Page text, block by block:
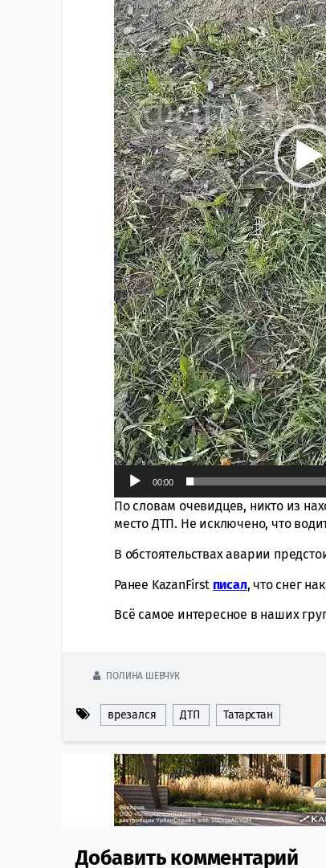
00:00
По словам очевидцев, никто из
место ДТП. Не исключено, что
В обстоятельствах аварии
Ранее KazanFirst писал, что снег
Всё самое интересное в наших
ПОЛИНА ШЕВЧУК
врезался ДТП Татарстан
Comment section
Добавить комментарий